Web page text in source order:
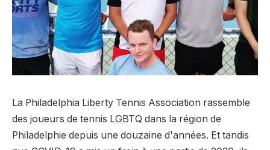
La Philadelphia Liberty Tennis Association rassemble
des joueurs de tennis LGBTQ dans la région de
Philadelphie depuis une douzaine d'années. Et tandis